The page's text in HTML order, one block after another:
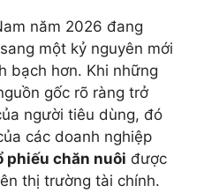
năm 2026 đang
một kỷ nguyên mới
bạch hơn. Khi những
gốc rõ ràng trở
người tiêu dùng, đó
các doanh nghiệp
phiếu chăn nuôi được
thị trường tài chính.